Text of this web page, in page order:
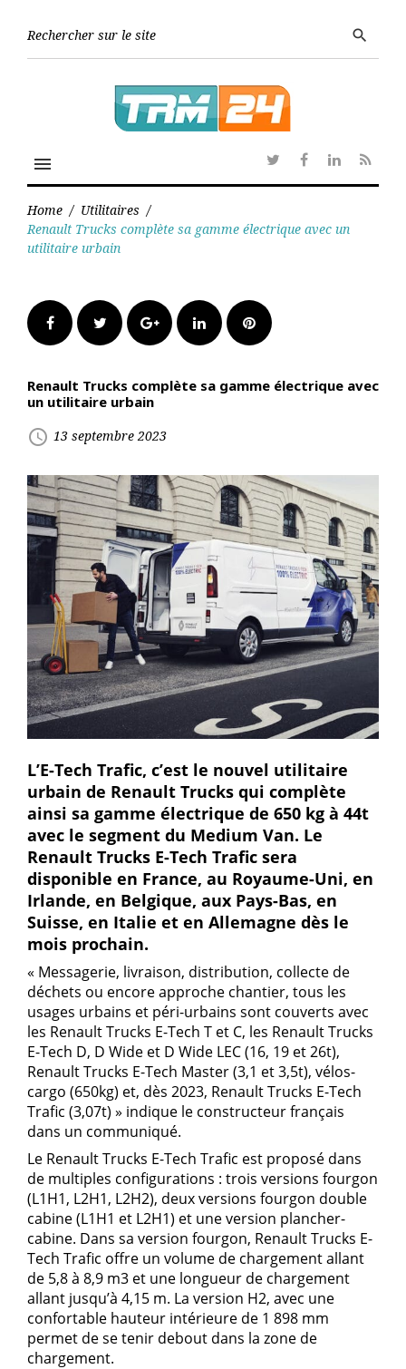
search
menu
TwitterFacebook
Linkedin
RSS
Home / Utilitaires /
Renault Trucks complète sa gamme électrique avec un
utilitaire urbain
FacebookTwitter Google+LinkedInPinterest
Renault Trucks complète sa gamme électrique avec
un utilitaire urbain
access_time 13 septembre 2023
L’E-Tech Trafic, c’est le nouvel utilitaire
urbain de Renault Trucks qui complète
ainsi sa gamme électrique de 650 kg à 44t
avec le segment du Medium Van. Le
Renault Trucks E-Tech Trafic sera
disponible en France, au Royaume-Uni, en
Irlande, en Belgique, aux Pays-Bas, en
Suisse, en Italie et en Allemagne dès le
mois prochain.
« Messagerie, livraison, distribution, collecte de
déchets ou encore approche chantier, tous les
usages urbains et péri-urbains sont couverts avec
les Renault Trucks E-Tech T et C, les Renault Trucks
E-Tech D, D Wide et D Wide LEC (16, 19 et 26t),
Renault Trucks E-Tech Master (3,1 et 3,5t), vélos-
cargo (650kg) et, dès 2023, Renault Trucks E-Tech
Trafic (3,07t) » indique le constructeur français
dans un communiqué.
Le Renault Trucks E-Tech Trafic est proposé dans
de multiples configurations : trois versions fourgon
(L1H1, L2H1, L2H2), deux versions fourgon double
cabine (L1H1 et L2H1) et une version plancher-
cabine. Dans sa version fourgon, Renault Trucks E-
Tech Trafic offre un volume de chargement allant
de 5,8 à 8,9 m3 et une longueur de chargement
allant jusqu’à 4,15 m. La version H2, avec une
confortable hauteur intérieure de 1 898 mm
permet de se tenir debout dans la zone de
chargement.